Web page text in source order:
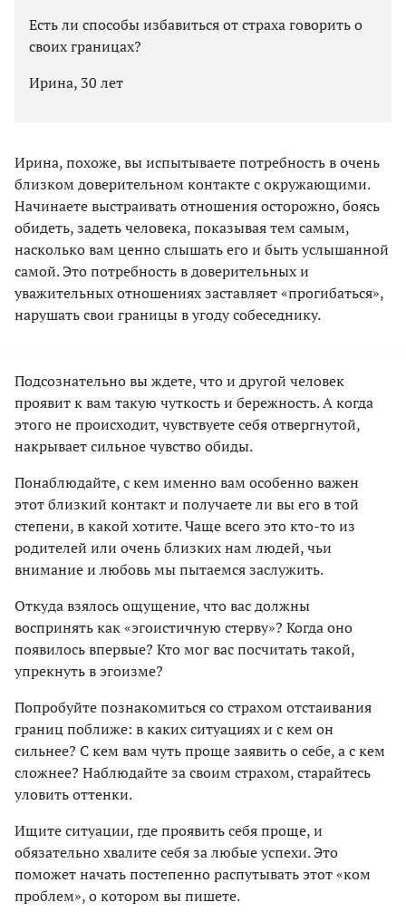
Есть ли способы избавиться от страха говорить о
своих границах?
Ирина, 30 лет
Ирина, похоже, вы испытываете потребность в очень
близком доверительном контакте с окружающими.
Начинаете выстраивать отношения осторожно, боясь
обидеть, задеть человека, показывая тем самым,
насколько вам ценно слышать его и быть услышанной
самой. Это потребность в доверительных и
уважительных отношениях заставляет «прогибаться»,
нарушать свои границы в угоду собеседнику.
Подсознательно вы ждете, что и другой человек
проявит к вам такую чуткость и бережность. А когда
этого не происходит, чувствуете себя отвергнутой,
накрывает сильное чувство обиды.
Понаблюдайте, с кем именно вам особенно важен
этот близкий контакт и получаете ли вы его в той
степени, в какой хотите. Чаще всего это кто-то из
родителей или очень близких нам людей, чьи
внимание и любовь мы пытаемся заслужить.
Откуда взялось ощущение, что вас должны
воспринять как «эгоистичную стерву»? Когда оно
появилось впервые? Кто мог вас посчитать такой,
упрекнуть в эгоизме?
Попробуйте познакомиться со страхом отстаивания
границ поближе: в каких ситуациях и с кем он
сильнее? С кем вам чуть проще заявить о себе, а с кем
сложнее? Наблюдайте за своим страхом, старайтесь
уловить оттенки.
Ищите ситуации, где проявить себя проще, и
обязательно хвалите себя за любые успехи. Это
поможет начать постепенно распутывать этот «ком
проблем», о котором вы пишете.